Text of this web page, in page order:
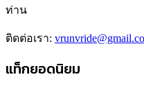
ท่าน
ติดต่อเรา:
แท็กยอดนิยม